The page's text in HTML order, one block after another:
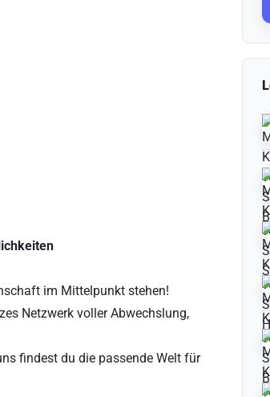
im Mittelpunkt stehen!
Netzwerk voller Abwechslung,
findest du die passende Welt für